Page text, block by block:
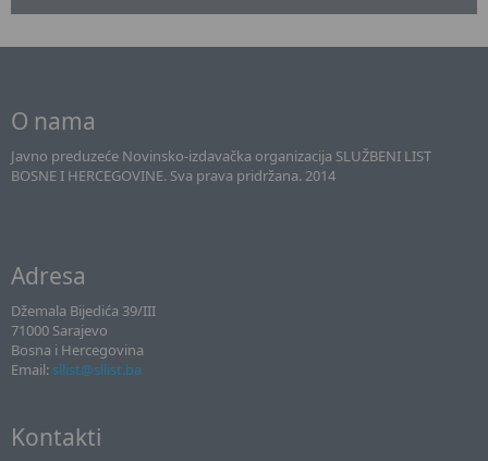
O nama
Javno preduzeće Novinsko-izdavačka organizacija SLUŽBENI LIST
BOSNE I HERCEGOVINE. Sva prava pridržana. 2014
Adresa
Džemala Bijedića 39/III
71000 Sarajevo
Bosna i Hercegovina
Email: sllist@sllist.ba
Kontakti